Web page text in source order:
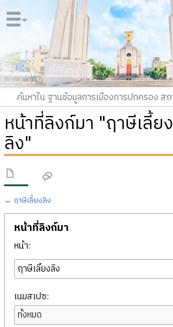
หน้าที่ลิงก์มา "ฤาษีเลี้ยง
ลิง"
← ฤาษีเลี้ยงลิง
หน้าที่ลิงก์มา
หน้า:
เนมสเปซ:
ทั้งหมด